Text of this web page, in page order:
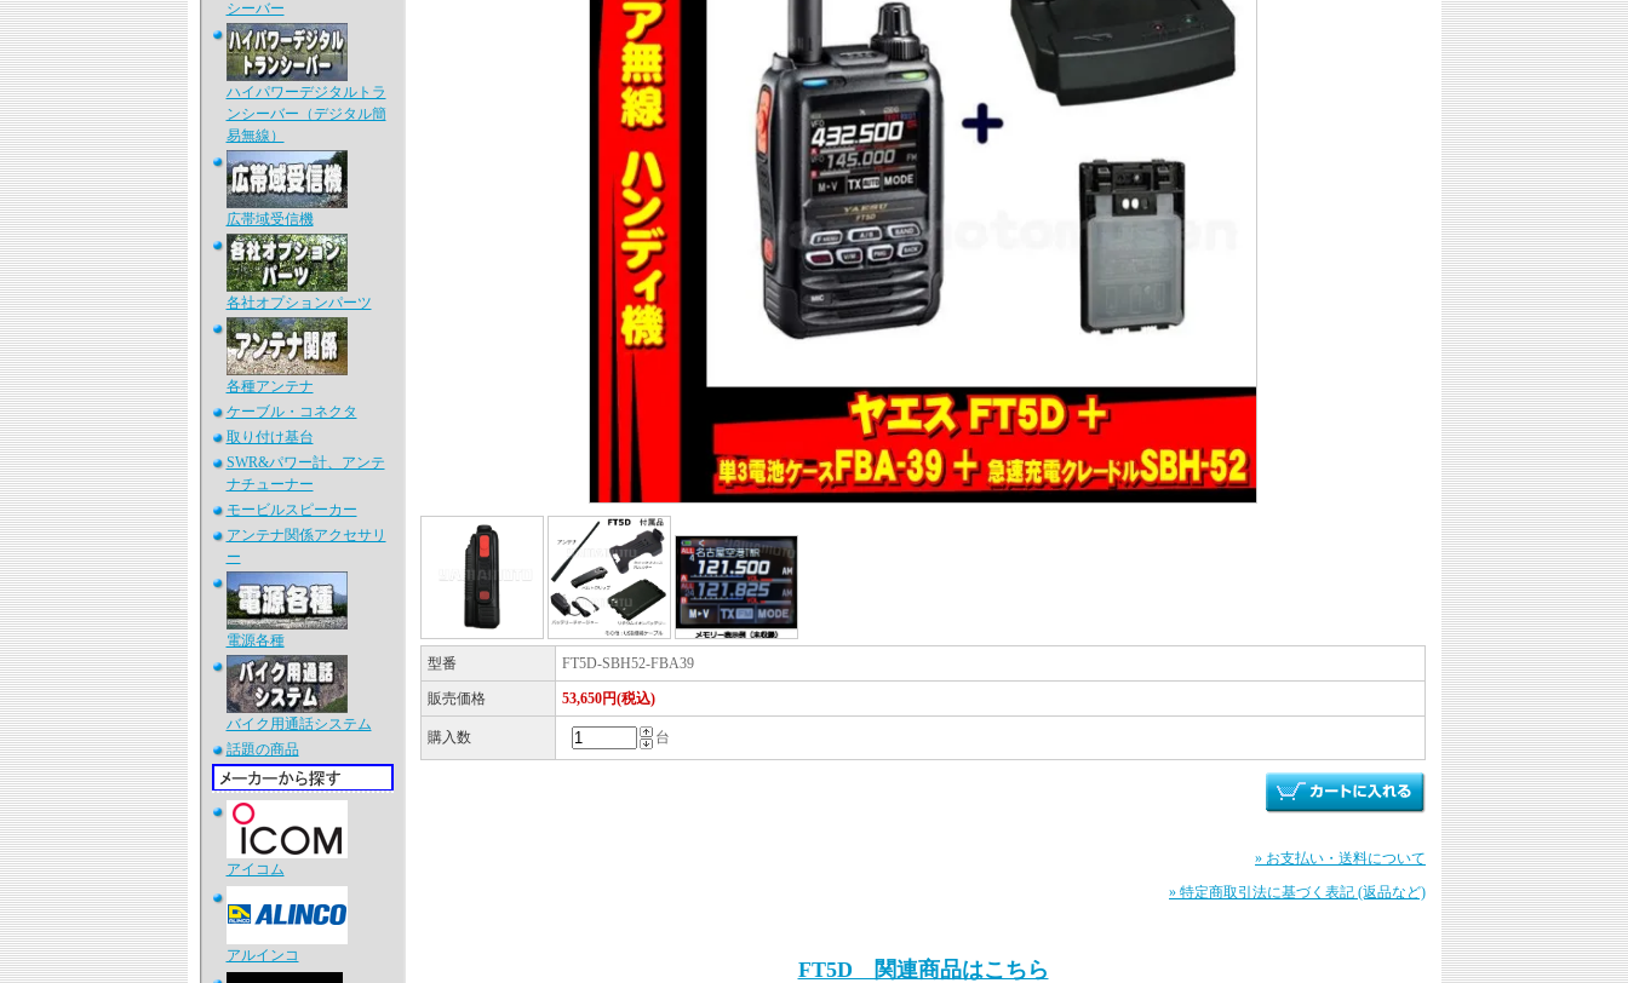
シーバー
ハイパワーデジタルトラ
ンシーバー（デジタル簡
易無線）
広帯域受信機
各社オプションパーツ
各種アンテナ
ケーブル・コネクタ
取り付け基台
SWR&パワー計、アンテ
ナチューナー
モービルスピーカー
アンテナ関係アクセサリ
ー
電源各種
バイク用通話システム
話題の商品
アイコム
アルインコ
型番 FT5D-SBH52-FBA39
販売価格 53,650円(税込)
購入数 台
» お支払い・送料について
» 特定商取引法に基づく表記 (返品など)
FT5D 関連商品はこちら